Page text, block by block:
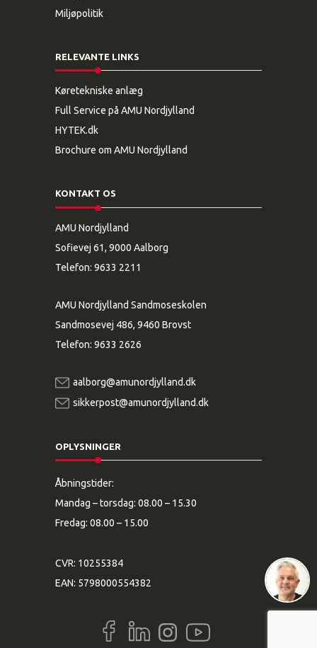
Miljøpolitik
RELEVANTE LINKS
Køretekniske anlæg
Full Service på AMU Nordjylland
HYTEK.dk
Brochure om AMU Nordjylland
KONTAKT OS
AMU Nordjylland
Sofievej 61, 9000 Aalborg
Telefon: 9633 2211
AMU Nordjylland Sandmoseskolen
Sandmosevej 486, 9460 Brovst
Telefon: 9633 2626
aalborg@amunordjylland.dk
sikkerpost@amunordjylland.dk
OPLYSNINGER
Åbningstider:
Mandag – torsdag: 08.00 – 15.30
Fredag: 08.00 – 15.00
CVR: 10255384
EAN: 5798000554382